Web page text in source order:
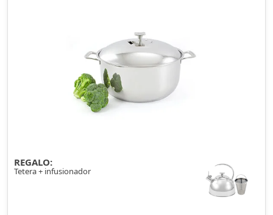
REGALO:
Tetera + infusionador